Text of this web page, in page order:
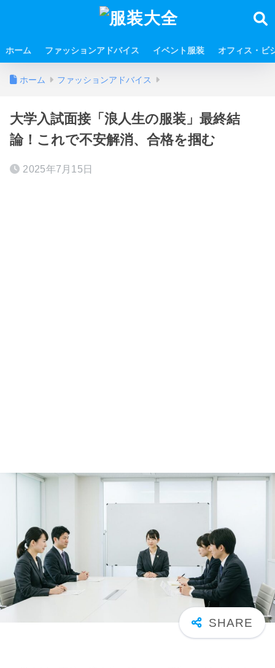
ホーム ファッションアドバイス イベント服装 オフィス・ビ
ホーム ファッションアドバイス
大学入試面接「浪人生の服装」最終結
論！これで不安解消、合格を掴む
2025年7月15日